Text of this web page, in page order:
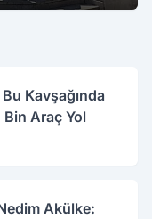
Kavşağında
Bin Araç Yol
Akülke: